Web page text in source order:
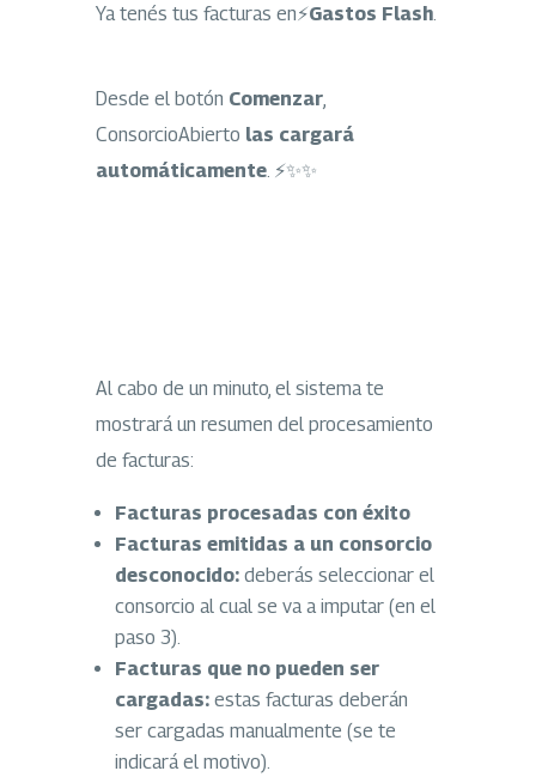
Ya tenés tus facturas en⚡Gastos Flash.
Desde el botón Comenzar,
ConsorcioAbierto las cargará
automáticamente. ⚡✨✨
Al cabo de un minuto, el sistema te
mostrará un resumen del procesamiento
de facturas:
Facturas procesadas con éxito
Facturas emitidas a un consorcio
desconocido: deberás seleccionar el
consorcio al cual se va a imputar (en el
paso 3).
Facturas que no pueden ser
cargadas: estas facturas deberán
ser cargadas manualmente (se te
indicará el motivo).